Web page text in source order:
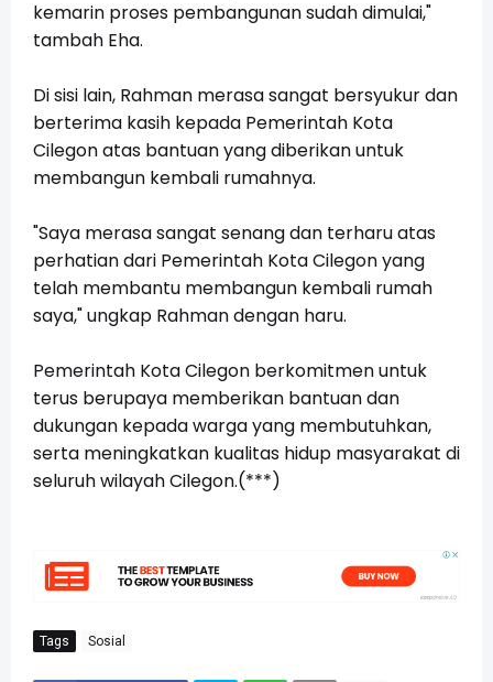
kemarin proses pembangunan sudah dimulai,"
tambah Eha.
Di sisi lain, Rahman merasa sangat bersyukur dan
berterima kasih kepada Pemerintah Kota
Cilegon atas bantuan yang diberikan untuk
membangun kembali rumahnya.
"Saya merasa sangat senang dan terharu atas
perhatian dari Pemerintah Kota Cilegon yang
telah membantu membangun kembali rumah
saya," ungkap Rahman dengan haru.
Pemerintah Kota Cilegon berkomitmen untuk
terus berupaya memberikan bantuan dan
dukungan kepada warga yang membutuhkan,
serta meningkatkan kualitas hidup masyarakat di
seluruh wilayah Cilegon.(***)
Tags Sosial